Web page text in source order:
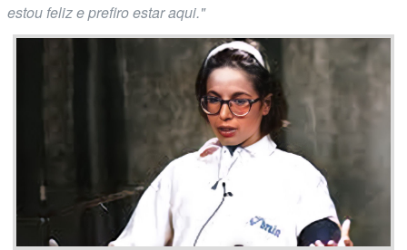
estou feliz e prefiro estar aqui."